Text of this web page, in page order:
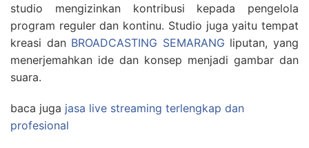
studio mengizinkan kontribusi kepada pengelola
program reguler dan kontinu. Studio juga yaitu tempat
kreasi dan BROADCASTING SEMARANG liputan, yang
menerjemahkan ide dan konsep menjadi gambar dan
suara.
baca juga jasa live streaming terlengkap dan
profesional